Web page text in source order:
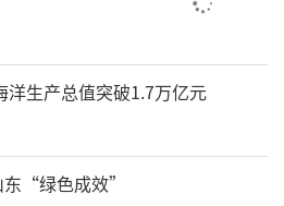
生产总值突破1.7万亿元
东“绿色成效”